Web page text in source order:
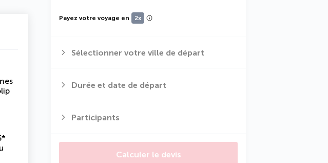
Payez votre voyage en 2x
Sélectionner votre ville de départ
Durée et date de départ
Participants
Calculer le devis